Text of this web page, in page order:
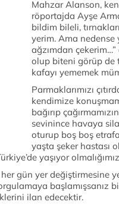
Mahzar Alanson,
röportajda Ayşe
bildim bileli,
yerim. Ama nedense
ağzımdan
olup biteni görüp de
kafayı yememek
Parmaklarımızı
kendimize
bağırıp
sevinince havaya
oturup boş boş
yaşta şeker hastası
yaşıyor
gün yer değiştirmesine
başlamışsanız
ilan edecektir.